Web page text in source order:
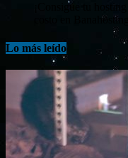
¡Consigue tu
costo en Banahosting!
Lo más leído